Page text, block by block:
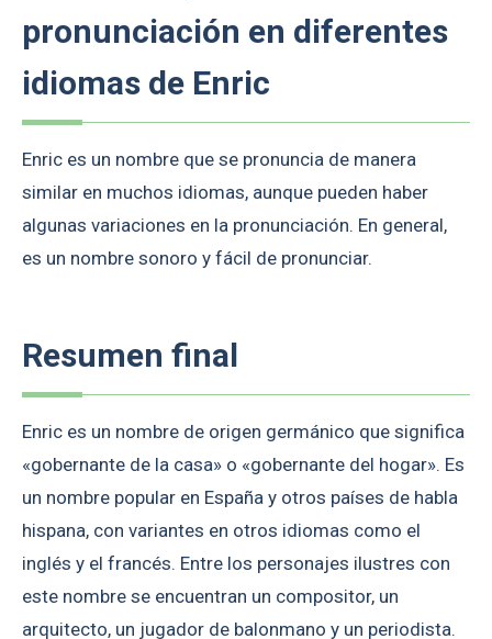
pronunciación en diferentes
idiomas de Enric
Enric es un nombre que se pronuncia de manera
similar en muchos idiomas, aunque pueden haber
algunas variaciones en la pronunciación. En general,
es un nombre sonoro y fácil de pronunciar.
Resumen final
Enric es un nombre de origen germánico que significa
«gobernante de la casa» o «gobernante del hogar». Es
un nombre popular en España y otros países de habla
hispana, con variantes en otros idiomas como el
inglés y el francés. Entre los personajes ilustres con
este nombre se encuentran un compositor, un
arquitecto, un jugador de balonmano y un periodista.